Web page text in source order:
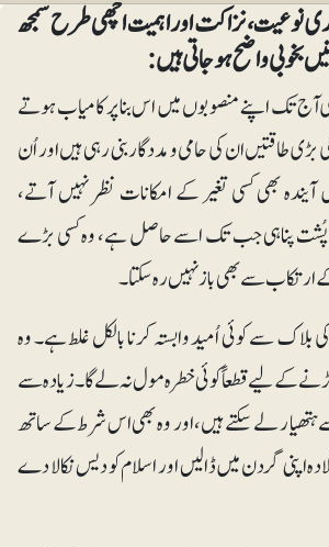
نوعیت، نزاکت اور اہمیت اچھی طرح سمجھ
بخوبی واضح ہوجاتی ہیں:
آج تک اپنے منصوبوں میں اس بنا پر کامیاب ہوتے
بڑی طاقتیں ان کی حامی و مددگار بنی رہی ہیں اور اُن
بھی کسی تغیر کے امکانات نظر نہیں آتے،
پُشت پناہی جب تک اسے حاصل ہے، وہ کسی بڑے
سے بھی باز نہیں رہ سکتا۔
بلاک سے کوئی اُمید وابستہ کرنا بالکل غلط ہے۔ وہ
کے لیے قطعاً کوئی خطرہ مول نہ لے گا۔ زیادہ سے
لے سکتے ہیں، اور وہ بھی اس شرط کے ساتھ
اپنی گردن میں ڈالیں اور اسلام کو دیس نکالا دے